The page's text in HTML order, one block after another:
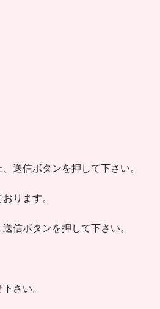
送信ボタンを押して下さい。
ります。
信ボタンを押して下さい。
さい。